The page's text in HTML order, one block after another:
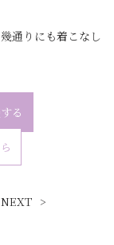
通りにも着こなし
る
NEXT